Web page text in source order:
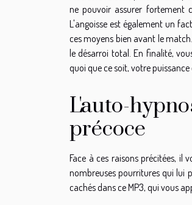
ne pouvoir assurer fortement
L'angoisse est également un
ces moyens bien avant le
le désarroi total. En finalité,
quoi que ce soit, votre
L'auto-
précoce
Face à ces raisons précitées, il
nombreuses pourritures qui lui
cachés dans ce MP3, qui vous